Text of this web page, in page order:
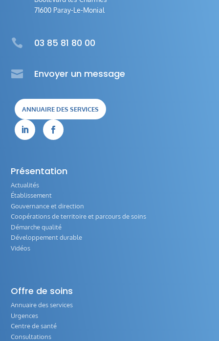
71600 Paray-Le-Monial
 03 85 81 80 00
 Envoyer un message
ANNUAIRE DES SERVICES
 
Présentation
Actualités
Établissement
Gouvernance et direction
Coopérations de territoire et parcours de soins
Démarche qualité
Développement durable
Vidéos
Offre de soins
Annuaire des services
Urgences
Centre de santé
Consultations